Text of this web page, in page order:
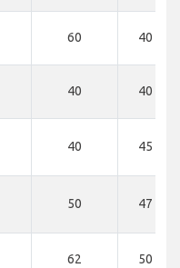
60 40 KM
40 40 KM
40 45 KM
50 47 KM
62 50 KM